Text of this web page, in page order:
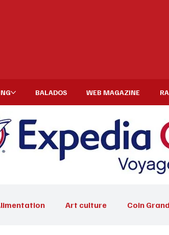
BALADOS WEB MAGAZINE
Art culture Coin